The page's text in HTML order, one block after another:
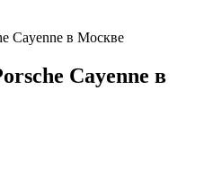
Cayenne в Москве
Cayenne в